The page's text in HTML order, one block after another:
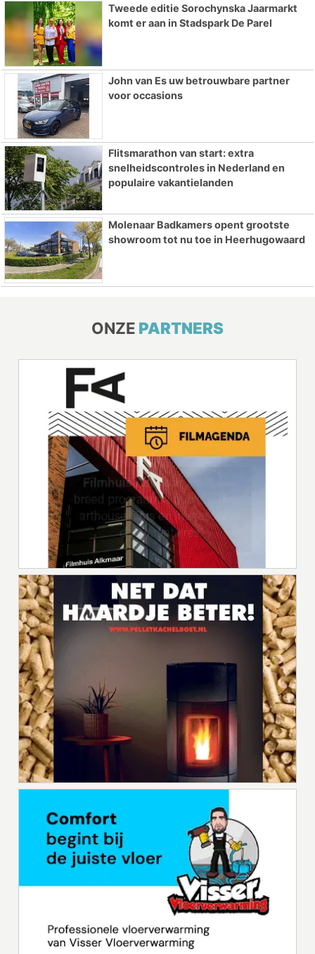
Tweede editie Sorochynska Jaarmarkt
komt er aan in Stadspark De Parel
John van Es uw betrouwbare partner
voor occasions
Flitsmarathon van start: extra
snelheidscontroles in Nederland en
populaire vakantielanden
Molenaar Badkamers opent grootste
showroom tot nu toe in Heerhugowaard
ONZE PARTNERS